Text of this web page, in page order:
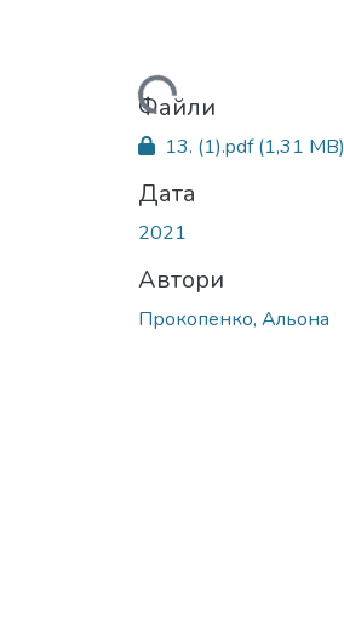
Вантажиться...Файли
13. (1).pdf(1,31 MB)
Дата
2021
Автори
Прокопенко, Альона